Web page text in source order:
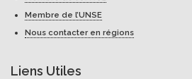
Membre de l’UNSE
Nous contacter en régions
Liens Utiles